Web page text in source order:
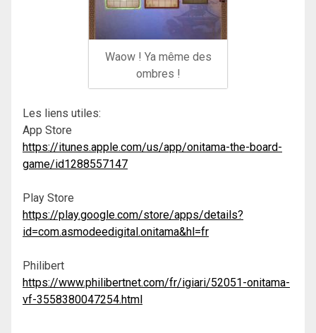
Waow ! Ya même des
ombres !
Les liens utiles:
App Store
https://itunes.apple.com/us/app/onitama-the-board-
game/id1288557147
Play Store
https://play.google.com/store/apps/details?
id=com.asmodeedigital.onitama&hl=fr
Philibert
https://www.philibertnet.com/fr/igiari/52051-onitama-
vf-3558380047254.html